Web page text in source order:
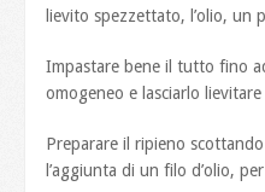
lievito spezzettato, l’olio, un
Impastare bene il tutto fino
omogeneo e lasciarlo
Preparare il ripieno
l’aggiunta di un filo d’olio,